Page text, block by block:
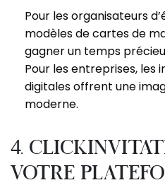
Pour les organisateurs
modèles de cartes de
gagner un temps
Pour les entreprises,
digitales offrent une
moderne.
4.
Votre